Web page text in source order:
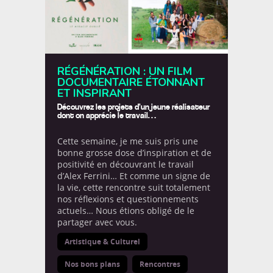
Le coin de Maman Le coin de Papa
Le coin des voyageurs
Les ONG No Comment
Non classé Nos bons plans
Notre Trip Advisor
Portraits de papas Projet
NOUS SUIVRE
12,693
followers
7,338 487

3,329

105

1,347
RÉGÉNÉRATION : UN FILM
DOCUMENTAIRE ÉTONNANT
ET INSPIRANT
Découvrez les projets d’un jeune réalisateur
dont on apprécie le travail…
Cette semaine, je me suis pris une
bonne grosse dose d’inspiration et de
positivité en découvrant le travail
d’Alex Ferrini… Et comme un signe de
la vie, cette rencontre suit totalement
nos réflexions et questionnements
actuels… Nous étions obligé de le
partager avec vous.
Artistique & Culturel
Nos bons plans Rencontres